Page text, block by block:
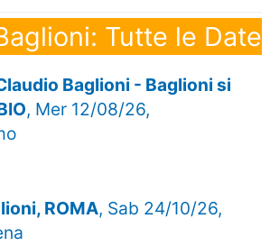
Tutte le Date
Baglioni - Baglioni si
, Mer 12/08/26,
ROMA, Sab 24/10/26,